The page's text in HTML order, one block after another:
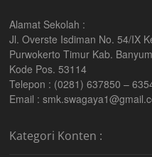
Alamat Sekolah :
Jl. Overste Isdiman No. 54/IX
Purwokerto Timur Kab.
Kode Pos. 53114
Telepon : (0281) 637850 –
Email :
Kategori Konten :